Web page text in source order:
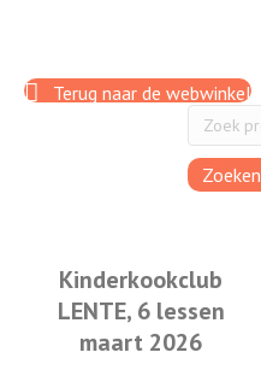
Terug naar de webwinkel
Zoeken
Kinderkookclub
LENTE, 6 lessen
maart 2026